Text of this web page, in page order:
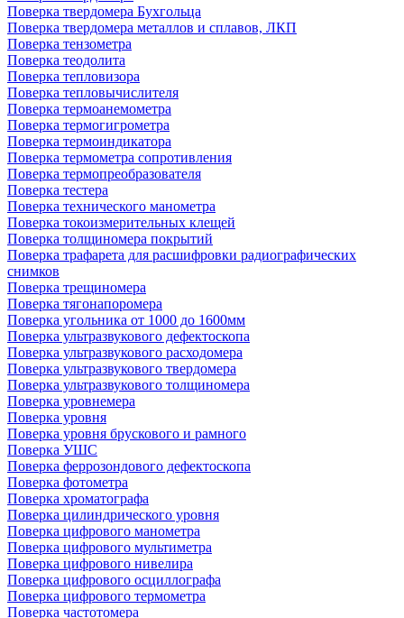
Поверка твердомера Бухгольца
Поверка твердомера металлов и сплавов, ЛКП
Поверка тензометра
Поверка теодолита
Поверка тепловизора
Поверка тепловычислителя
Поверка термоанемометра
Поверка термогигрометра
Поверка термоиндикатора
Поверка термометра сопротивления
Поверка термопреобразователя
Поверка тестера
Поверка технического манометра
Поверка токоизмерительных клещей
Поверка толщиномера покрытий
Поверка трафарета для расшифровки радиографических
снимков
Поверка трещиномера
Поверка тягонапоромера
Поверка угольника от 1000 до 1600мм
Поверка ультразвукового дефектоскопа
Поверка ультразвукового расходомера
Поверка ультразвукового твердомера
Поверка ультразвукового толщиномера
Поверка уровнемера
Поверка уровня
Поверка уровня брускового и рамного
Поверка УШС
Поверка феррозондового дефектоскопа
Поверка фотометра
Поверка хроматографа
Поверка цилиндрического уровня
Поверка цифрового манометра
Поверка цифрового мультиметра
Поверка цифрового нивелира
Поверка цифрового осциллографа
Поверка цифрового термометра
Поверка частотомера